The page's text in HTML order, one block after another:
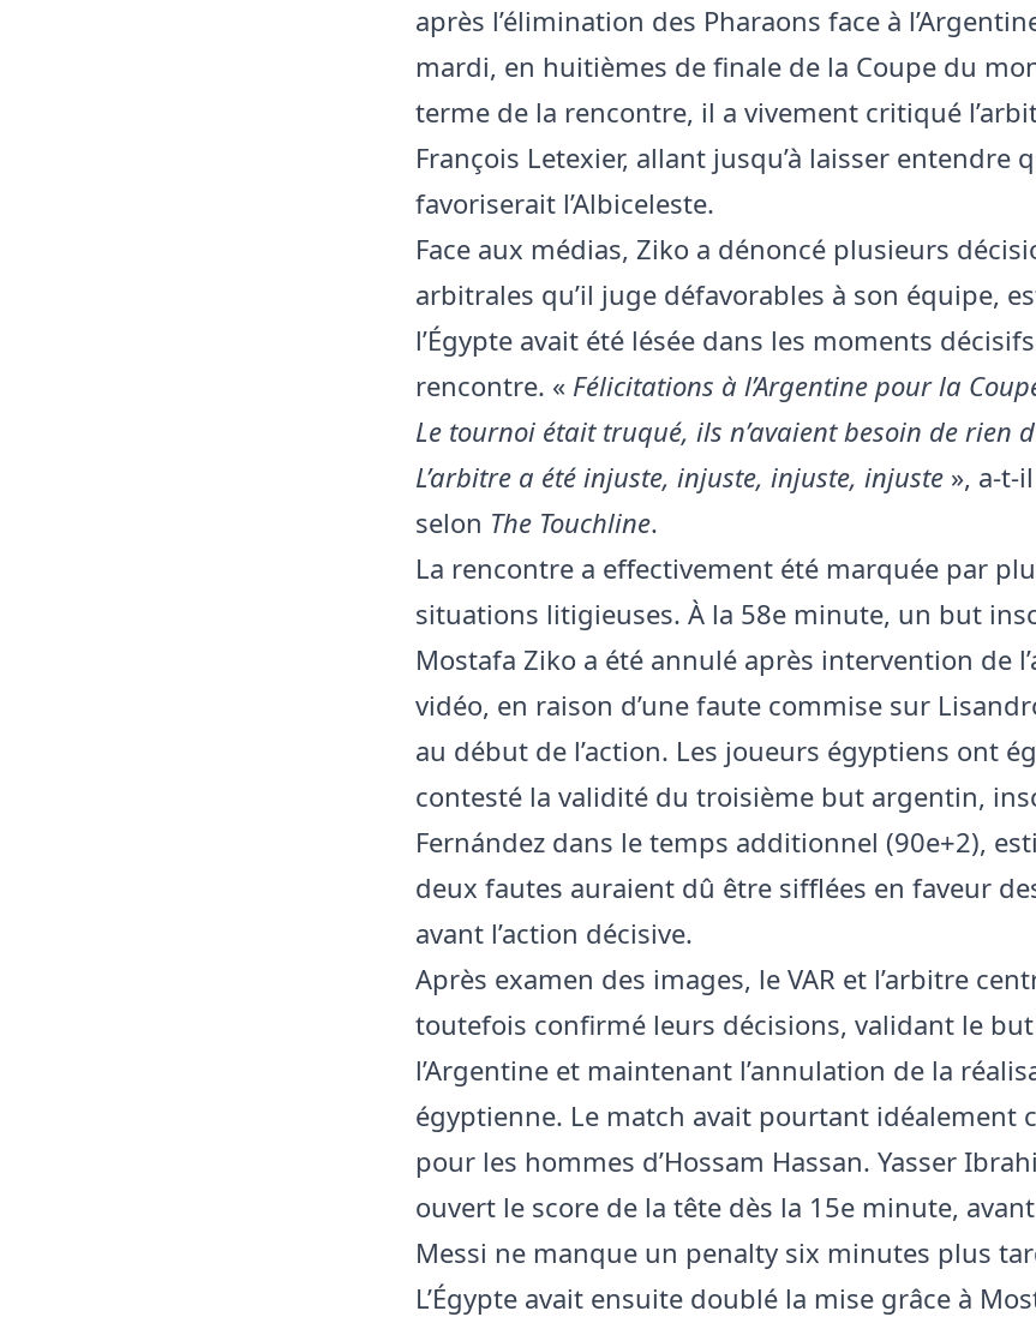
après l’élimination des Pharaons face à
mardi, en huitièmes de finale de la Coupe du
terme de la rencontre, il a vivement critiqué
François Letexier, allant jusqu’à laisser entendre
favoriserait l’Albiceleste.
Face aux médias, Ziko a dénoncé plusieurs
arbitrales qu’il juge défavorables à son équipe,
l’Égypte avait été lésée dans les moments
rencontre. « Félicitations à l’Argentine pour la
Le tournoi était truqué, ils n’avaient besoin de rien
L’arbitre a été injuste, injuste, injuste, injuste », a-t-
selon The Touchline.
La rencontre a effectivement été marquée par
situations litigieuses. À la 58e minute, un but
Mostafa Ziko a été annulé après intervention de
vidéo, en raison d’une faute commise sur
au début de l’action. Les joueurs égyptiens ont
contesté la validité du troisième but argentin,
Fernández dans le temps additionnel (90e+2),
deux fautes auraient dû être sifflées en faveur
avant l’action décisive.
Après examen des images, le VAR et l’arbitre
toutefois confirmé leurs décisions, validant le
l’Argentine et maintenant l’annulation de la
égyptienne. Le match avait pourtant idéalement
pour les hommes d’Hossam Hassan. Yasser
ouvert le score de la tête dès la 15e minute,
Messi ne manque un penalty six minutes plus
L’Égypte avait ensuite doublé la mise grâce à